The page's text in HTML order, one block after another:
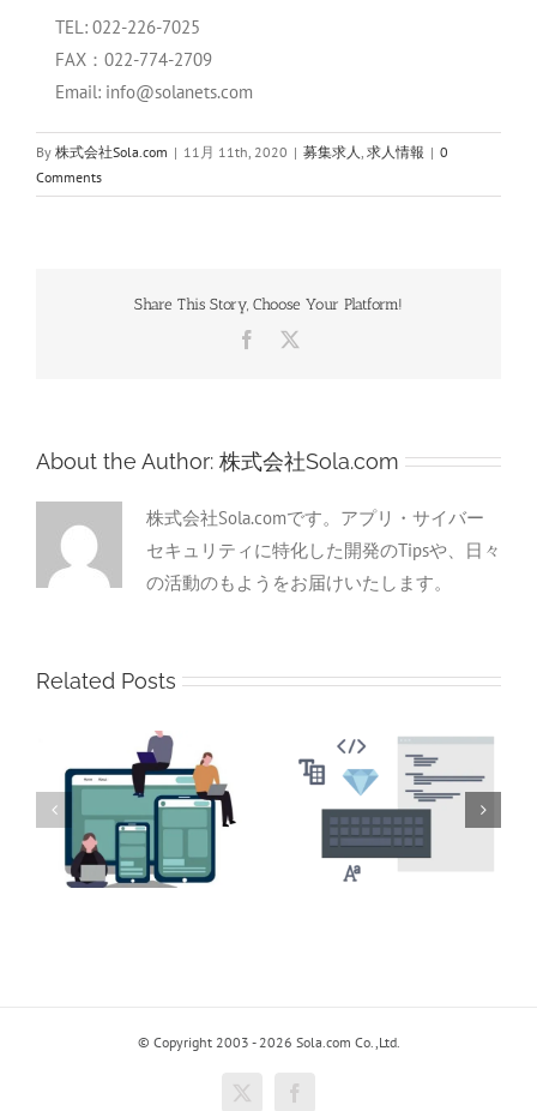
TEL: 022-226-7025
FAX：022-774-2709
Email: info@solanets.com
By 株式会社Sola.com | 11月 11th, 2020 | 募集求人, 求人情報 | 0
Comments
Share This Story, Choose Your Platform!
Facebook
About the Author: 株式会社Sola.com
株式会社Sola.comです。アプリ・サイバー
セキュリティに特化した開発のTipsや、日々
の活動のもようをお届けいたします。
Related Posts
システム開発
(Java/C/PHP)
システム開発(PHP)
© Copyright 2003 - 2026 Sola.com Co.,Ltd.
X Facebook